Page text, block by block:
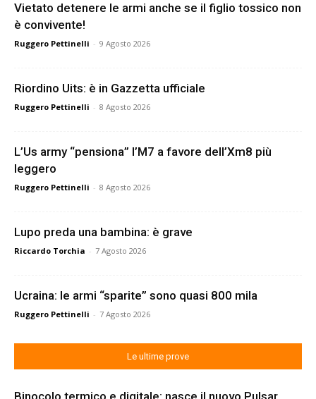
Vietato detenere le armi anche se il figlio tossico non
è convivente!
Ruggero Pettinelli - 9 Agosto 2026
Riordino Uits: è in Gazzetta ufficiale
Ruggero Pettinelli - 8 Agosto 2026
L’Us army “pensiona” l’M7 a favore dell’Xm8 più
leggero
Ruggero Pettinelli - 8 Agosto 2026
Lupo preda una bambina: è grave
Riccardo Torchia - 7 Agosto 2026
Ucraina: le armi “sparite” sono quasi 800 mila
Ruggero Pettinelli - 7 Agosto 2026
Le ultime prove
Binocolo termico e digitale: nasce il nuovo Pulsar